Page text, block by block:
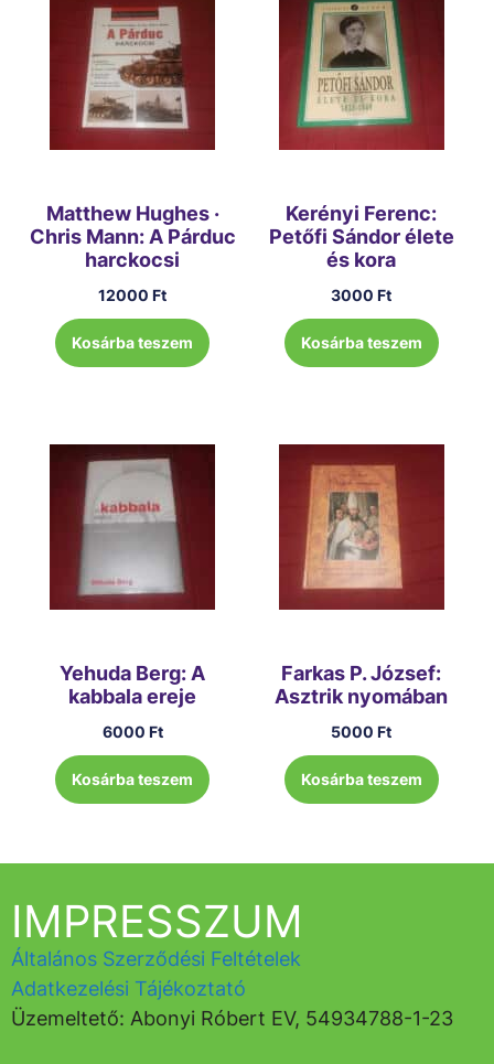
Matthew Hughes ·
Chris Mann: A Párduc
harckocsi
12000Ft
Kosárba teszem
Kerényi Ferenc:
Petőfi Sándor élete
és kora
3000Ft
Kosárba teszem
Yehuda Berg: A
kabbala ereje
6000 Ft
Kosárba teszem
Farkas P. József:
Asztrik nyomában
5000Ft
Kosárba teszem
IMPRESSZUM
Általános Szerződési Feltételek
Adatkezelési Tájékoztató
Üzemeltető: Abonyi Róbert EV, 54934788-1-23